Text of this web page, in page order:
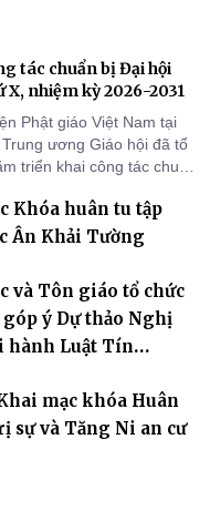
tác chuẩn bị Đại hội
nhiệm kỳ 2026-2031
Phật giáo Việt Nam tại
ương Giáo hội đã tổ
triển khai công tác chuẩn
Khóa huân tu tập
Ân Khải Tường
và Tôn giáo tổ chức
ý Dự thảo Nghị
hành Luật Tín
mạc khóa Huân
sự và Tăng Ni an cư